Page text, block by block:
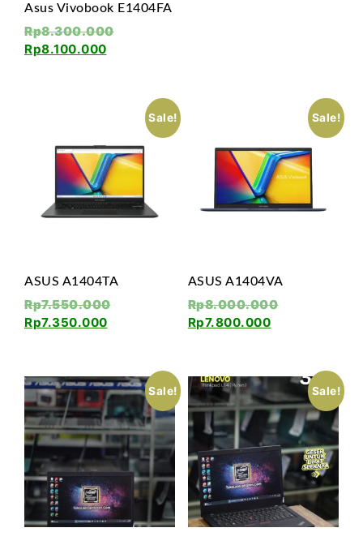
Asus Vivobook E1404FA
Rp8.300.000
Rp8.100.000
Sale!
ASUS A1404TA
Rp7.550.000
Rp7.350.000
Sale!
ASUS A1404VA
Rp8.000.000
Rp7.800.000
Sale! Sale!